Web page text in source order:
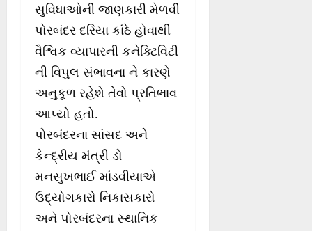
સુવિધાઓની જાણકારી મેળવી
પોરબંદર દરિયા કાંઠે હોવાથી
વૈશ્વિક વ્યાપારની કનેક્ટિવિટી
ની વિપુલ સંભાવના ને કારણે
અનુકૂળ રહેશે તેવો પ્રતિભાવ
આપ્યો હતો.
પોરબંદરના સાંસદ અને
કેન્દ્રીય મંત્રી ડો
મનસુખભાઈ માંડવીયાએ
ઉદ્યોગકારો નિકાસકારો
અને પોરબંદરના સ્થાનિક